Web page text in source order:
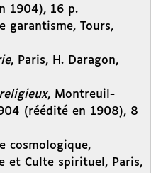
1904), 16 p.
garantisme, Tours,
, Paris, H. Daragon,
, Montreuil-
(réédité en 1908), 8
cosmologique,
et Culte spirituel, Paris,